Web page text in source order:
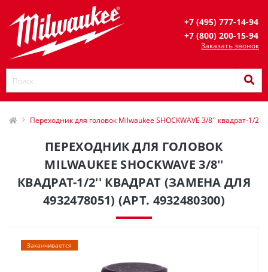
+7 (495) 777-14-94
+7 (800) 200-15-94
Заказать звонок
Переходник для головок Milwaukee SHOCKWAVE 3/8'' квадрат-1/
ПЕРЕХОДНИК ДЛЯ ГОЛОВОК
MILWAUKEE SHOCKWAVE 3/8''
КВАДРАТ-1/2'' КВАДРАТ (ЗАМЕНА ДЛЯ
4932478051) (АРТ. 4932480300)
Заканчивается